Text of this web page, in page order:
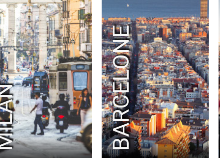
PACO RABANNE
PALM ANGELS
PARAMOUNT PICTURES
PATAUGAS
PATHÉ FILMS
PATRIZIA PEPE
PERRIER
PHM
PIAS RECORDINGS
PINAULT COLLECTION
PLACE DES TENDANCES
PLAY TWO
PNY BURGER
POLAROID
POPCHEF
PRADA
PRIMARK
PRINTEMPS
PUMA
PURINA
QUICK
QUIKSILVER
QUINNY
RAD
RADIO FRANCE
RALPH LAUREN
RAY-BAN
RED BULL
RED STAR FC
REEBOK
RENOVA
REPOSSI
RIOT GAMES
BARCELONE